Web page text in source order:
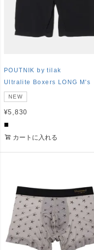
POUTNIK by tilak
Ultralite Boxers LONG M's
NEW
¥5,830
■
カートに入れる